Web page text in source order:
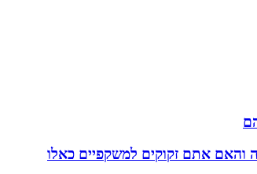
והאם אתם זקוקים למשקפיים כאלו